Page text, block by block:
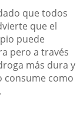
que todos
que el
puede
pero a través
más dura y
consume como